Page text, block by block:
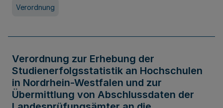
Verordnung
Verordnung zur Erhebung der
Studienerfolgsstatistik an Hochschulen
in Nordrhein-Westfalen und zur
Übermittlung von Abschlussdaten der